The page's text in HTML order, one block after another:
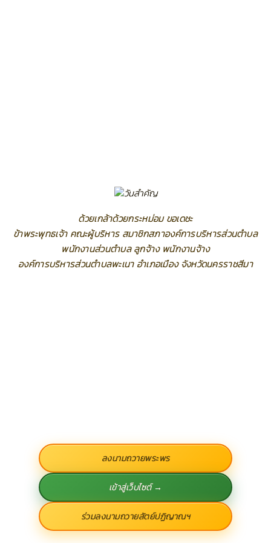
ด้วยเกล้าด้วยกระหม่อม ขอเดชะ
ข้าพระพุทธเจ้า คณะผู้บริหาร สมาชิกสภาองค์การบริหารส่วนตำบล
พนักงานส่วนตำบล ลูกจ้าง พนักงานจ้าง
องค์การบริหารส่วนตำบลพะเนา อำเภอเมือง จังหวัดนครราชสีมา
ลงนามถวายพระพร
เข้าสู่เว็บไซต์ →
ร่วมลงนามถวายสัตย์ปฏิญาณฯ